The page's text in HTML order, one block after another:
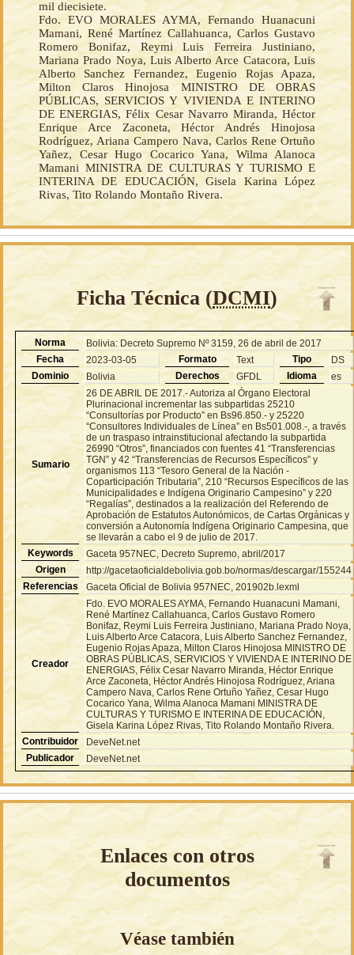
mil diecisiete.
Fdo. EVO MORALES AYMA, Fernando Huanacuni
Mamani, René Martínez Callahuanca, Carlos Gustavo
Romero Bonifaz, Reymi Luis Ferreira Justiniano,
Mariana Prado Noya, Luis Alberto Arce Catacora, Luis
Alberto Sanchez Fernandez, Eugenio Rojas Apaza,
Milton Claros Hinojosa MINISTRO DE OBRAS
PÚBLICAS, SERVICIOS Y VIVIENDA E INTERINO
DE ENERGIAS, Félix Cesar Navarro Miranda, Héctor
Enrique Arce Zaconeta, Héctor Andrés Hinojosa
Rodríguez, Ariana Campero Nava, Carlos Rene Ortuño
Yañez, Cesar Hugo Cocarico Yana, Wilma Alanoca
Mamani MINISTRA DE CULTURAS Y TURISMO E
INTERINA DE EDUCACIÓN, Gisela Karina López
Rivas, Tito Rolando Montaño Rivera.
Ficha Técnica (DCMI)
Norma
Bolivia: Decreto Supremo Nº 3159, 26 de abril de 2017
Fecha
2023-03-05 Formato Text Tipo
DS
Dominio
Bolivia Derechos GFDL Idioma es
Sumario
26 DE ABRIL DE 2017.- Autoriza al Órgano Electoral
Plurinacional incrementar las subpartidas 25210
“Consultorías por Producto” en Bs96.850.- y 25220
“Consultores Individuales de Línea” en Bs501.008.-, a través
de un traspaso intrainstitucional afectando la subpartida
26990 “Otros”, financiados con fuentes 41 “Transferencias
TGN” y 42 “Transferencias de Recursos Específicos” y
organismos 113 “Tesoro General de la Nación -
Coparticipación Tributaria”, 210 “Recursos Específicos de las
Municipalidades e Indígena Originario Campesino” y 220
“Regalías”, destinados a la realización del Referendo de
Aprobación de Estatutos Autonómicos, de Cartas Orgánicas y
conversión a Autonomía Indígena Originario Campesina, que
se llevarán a cabo el 9 de julio de 2017.
Keywords
Gaceta 957NEC, Decreto Supremo, abril/2017
Origen
http://gacetaoficialdebolivia.gob.bo/normas/descargar/155244
Referencias
Gaceta Oficial de Bolivia 957NEC, 201902b.lexml
Creador
Fdo. EVO MORALES AYMA, Fernando Huanacuni Mamani,
René Martínez Callahuanca, Carlos Gustavo Romero
Bonifaz, Reymi Luis Ferreira Justiniano, Mariana Prado Noya,
Luis Alberto Arce Catacora, Luis Alberto Sanchez Fernandez,
Eugenio Rojas Apaza, Milton Claros Hinojosa MINISTRO DE
OBRAS PÚBLICAS, SERVICIOS Y VIVIENDA E INTERINO DE
ENERGIAS, Félix Cesar Navarro Miranda, Héctor Enrique
Arce Zaconeta, Héctor Andrés Hinojosa Rodríguez, Ariana
Campero Nava, Carlos Rene Ortuño Yañez, Cesar Hugo
Cocarico Yana, Wilma Alanoca Mamani MINISTRA DE
CULTURAS Y TURISMO E INTERINA DE EDUCACIÓN,
Gisela Karina López Rivas, Tito Rolando Montaño Rivera.
Contribuidor
DeveNet.net
Publicador
DeveNet.net
Enlaces con otros
documentos
Véase también